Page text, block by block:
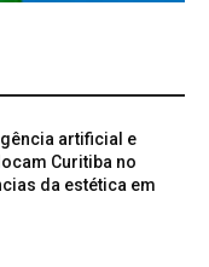
artificial e
Curitiba no
da estética em